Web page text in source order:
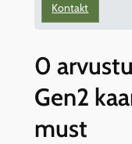
Kontakt
0
Gen2
must